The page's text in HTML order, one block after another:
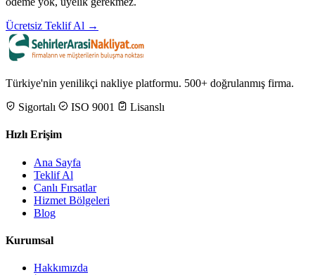
Ücretsiz Teklif Al →
Türkiye'nin yenilikçi nakliye platformu. 500+ doğrulanmış firma.
Sigortalı
ISO 9001 Lisanslı
Hızlı Erişim
Ana Sayfa
Teklif Al
Canlı Fırsatlar
Hizmet Bölgeleri
Blog
Kurumsal
Hakkımızda